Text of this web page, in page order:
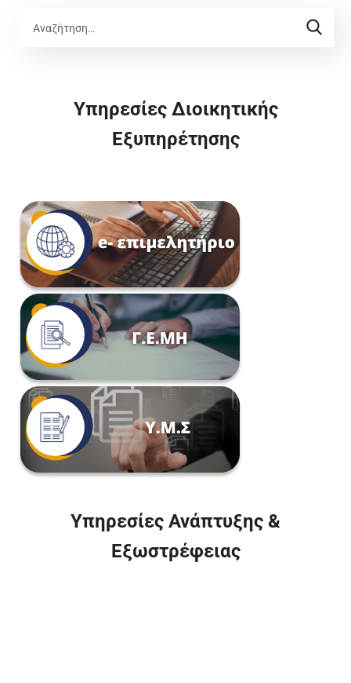
Υπηρεσίες Διοικητικής
Εξυπηρέτησης
Υπηρεσίες Ανάπτυξης &
Εξωστρέφειας